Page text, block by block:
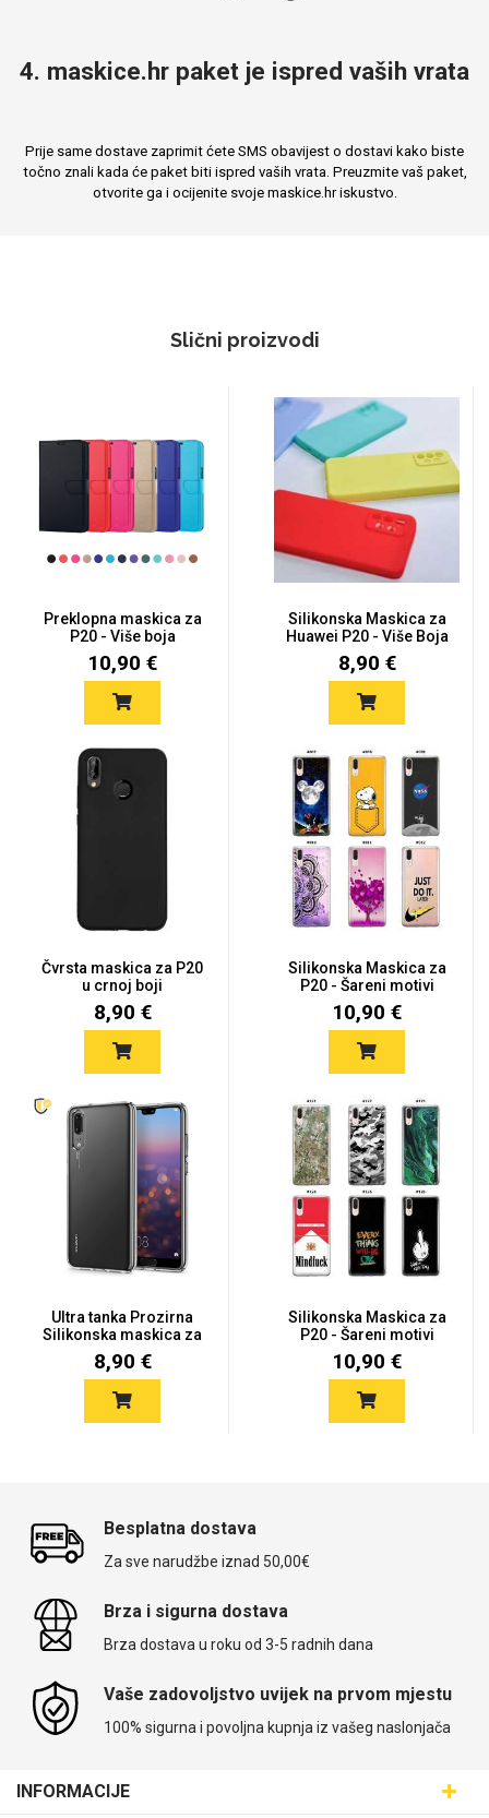
4. maskice.hr paket je ispred vaših vrata
Prije same dostave zaprimit ćete SMS obavijest o dostavi kako biste
točno znali kada će paket biti ispred vaših vrata. Preuzmite vaš paket,
otvorite ga i ocijenite svoje maskice.hr iskustvo.
Slični proizvodi
Preklopna maskica za
P20 - Više boja
10,90 €
Silikonska Maskica za
Huawei P20 - Više Boja
8,90 €
Čvrsta maskica za P20
u crnoj boji
8,90 €
Silikonska Maskica za
P20 - Šareni motivi
10,90 €
Ultra tanka Prozirna
Silikonska maskica za
Hau...
8,90 €
Silikonska Maskica za
P20 - Šareni motivi
10,90 €
Besplatna dostava
Za sve narudžbe iznad 50,00€
Brza i sigurna dostava
Brza dostava u roku od 3-5 radnih dana
Vaše zadovoljstvo uvijek na prvom mjestu
100% sigurna i povoljna kupnja iz vašeg naslonjača
INFORMACIJE